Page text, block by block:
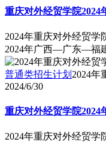
重庆对外经贸学院
2024年重庆对外经贸学
2024年广西—广东—福
普通类招生计划 2024年
2024/6/30
重庆对外经贸学院
2024年重庆对外经贸学